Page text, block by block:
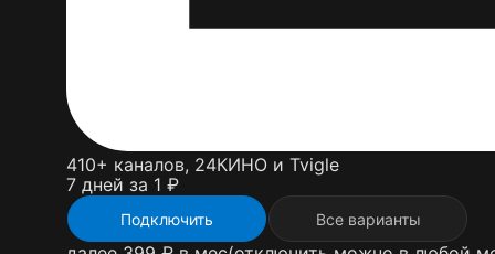
410+ каналов, 24КИНО и Tvigle
7 дней за 1 ₽
Подключить Все варианты